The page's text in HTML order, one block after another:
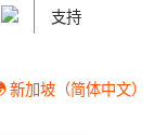
支持
新加坡（简体中文）